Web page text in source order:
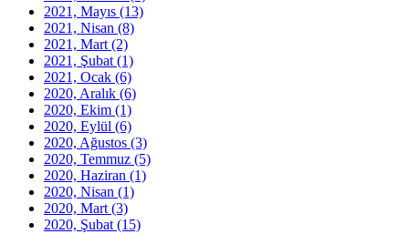
2021, Mayıs (13)
2021, Nisan (8)
2021, Mart (2)
2021, Şubat (1)
2021, Ocak (6)
2020, Aralık (6)
2020, Ekim (1)
2020, Eylül (6)
2020, Ağustos (3)
2020, Temmuz (5)
2020, Haziran (1)
2020, Nisan (1)
2020, Mart (3)
2020, Şubat (15)